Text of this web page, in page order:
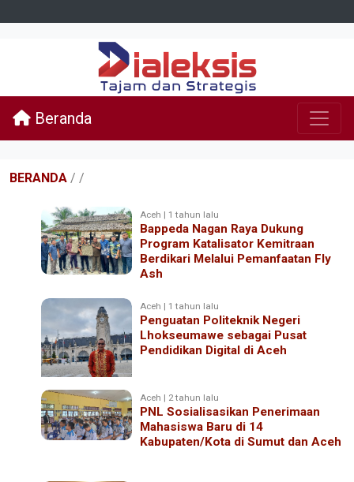
Beranda
BERANDA / /
Aceh | 1 tahun lalu
Bappeda Nagan Raya Dukung
Program Katalisator Kemitraan
Berdikari Melalui Pemanfaatan Fly
Ash
Aceh | 1 tahun lalu
Penguatan Politeknik Negeri
Lhokseumawe sebagai Pusat
Pendidikan Digital di Aceh
Aceh | 2 tahun lalu
PNL Sosialisasikan Penerimaan
Mahasiswa Baru di 14
Kabupaten/Kota di Sumut dan Aceh